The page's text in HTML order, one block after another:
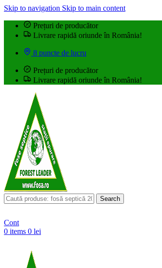
Skip to navigation Skip to main content
Prețuri de producător
Livrare rapidă oriunde în România!
8 puncte de lucru
Prețuri de producător
Livrare rapidă oriunde în România!
Search
Cont
0 items 0 lei